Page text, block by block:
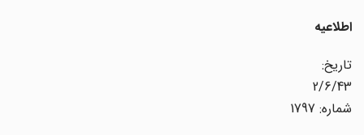
اطلاعیه
تاریخ:
2/6/43
شماره: 1797